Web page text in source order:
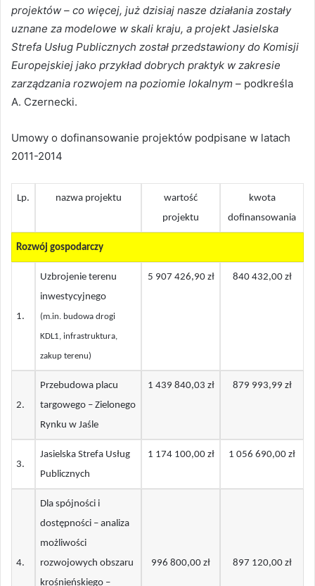
projektów – co więcej, już dzisiaj nasze działania zostały
uznane za modelowe w skali kraju, a projekt Jasielska
Strefa Usług Publicznych został przedstawiony do Komisji
Europejskiej jako przykład dobrych praktyk w zakresie
zarządzania rozwojem na poziomie lokalnym – podkreśla
A. Czernecki.
Umowy o dofinansowanie projektów podpisane w latach
2011-2014
Lp. nazwa projektu
wartość
projektu
kwota
dofinansowania
Rozwój gospodarczy
1.
Uzbrojenie terenu
inwestycyjnego
(m.in. budowa drogi
KDL1, infrastruktura,
zakup terenu)
5 907 426,90 zł 840 432,00 zł
2.
Przebudowa placu
targowego – Zielonego
Rynku w Jaśle
1 439 840,03 zł 879 993,99 zł
3.
Jasielska Strefa Usług
Publicznych
1 174 100,00 zł 1 056 690,00 zł
4.
Dla spójności i
dostępności – analiza
możliwości
rozwojowych obszaru
krośnieńskiego –
996 800,00 zł 897 120,00 zł